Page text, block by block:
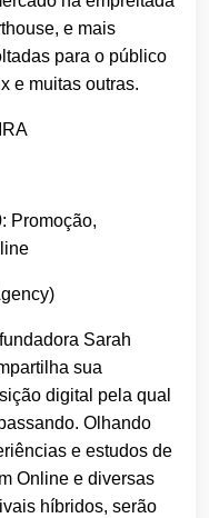
e mais
para o público
e muitas outras.
Promoção,
Sarah
sua
digital pela qual
Olhando
e estudos de
Online e diversas
híbridos, serão